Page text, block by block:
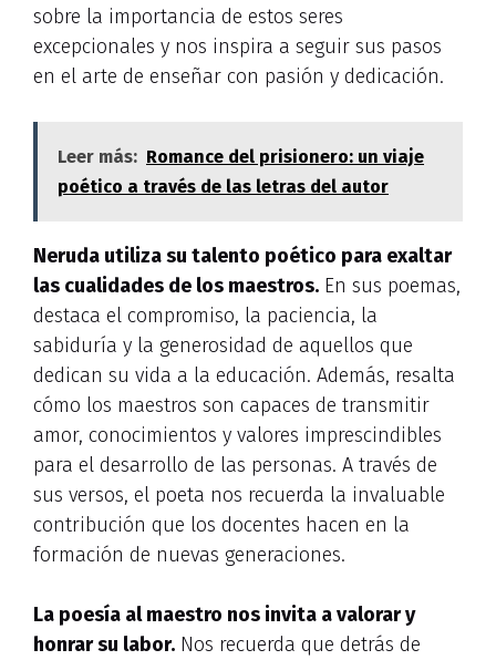
sobre la importancia de estos seres
excepcionales y nos inspira a seguir sus pasos
en el arte de enseñar con pasión y dedicación.
Leer más: Romance del prisionero: un viaje
poético a través de las letras del autor
Neruda utiliza su talento poético para exaltar
las cualidades de los maestros. En sus poemas,
destaca el compromiso, la paciencia, la
sabiduría y la generosidad de aquellos que
dedican su vida a la educación. Además, resalta
cómo los maestros son capaces de transmitir
amor, conocimientos y valores imprescindibles
para el desarrollo de las personas. A través de
sus versos, el poeta nos recuerda la invaluable
contribución que los docentes hacen en la
formación de nuevas generaciones.
La poesía al maestro nos invita a valorar y
honrar su labor. Nos recuerda que detrás de